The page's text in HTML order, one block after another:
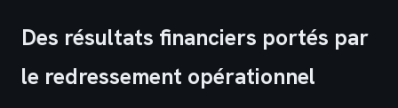
Des résultats financiers portés par
le redressement opérationnel